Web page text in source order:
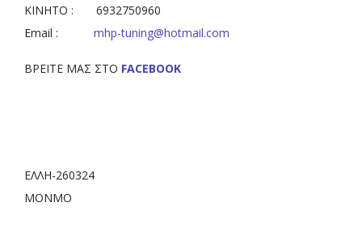
ΚΙΝΗΤΟ : 6932750960
Email : mhp-tuning@hotmail.com
ΒΡΕΙΤΕ ΜΑΣ ΣΤΟ FACEBOOK
EΛΛΗ-260324
ΜΟΝΜΟ